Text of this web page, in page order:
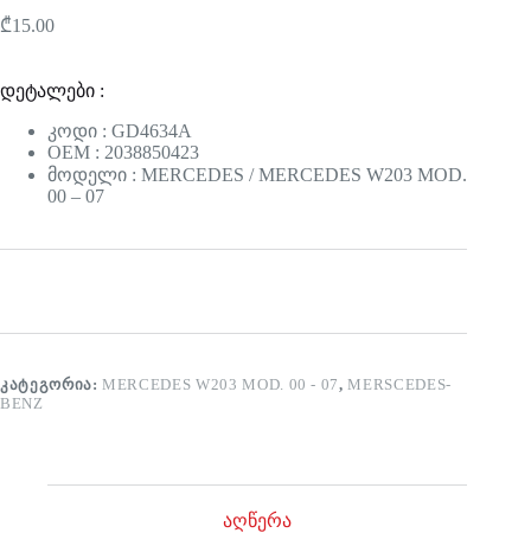
₾15.00
დეტალები :
კოდი : GD4634A
OEM : 2038850423
მოდელი : MERCEDES / MERCEDES W203 MOD.
00 – 07
ᲙᲐᲢᲔᲒᲝᲠᲘᲐ:MERCEDES W203 MOD. 00 - 07,MERSCEDES-
BENZ
აღწერა